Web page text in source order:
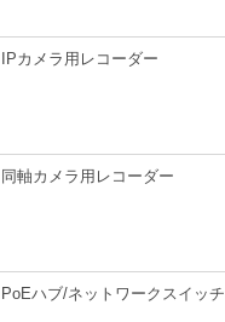
IPカメラ用レコーダー
同軸カメラ用レコーダー
PoEハブ/ネットワークスイッチ